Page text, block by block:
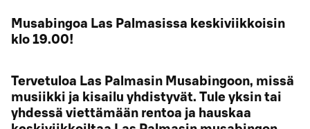
Musabingoa Las Palmasissa keskiviikkoisin
klo 19.00!
Tervetuloa Las Palmasin Musabingoon, missä
musiikki ja kisailu yhdistyvät. Tule yksin tai
yhdessä viettämään rentoa ja hauskaa